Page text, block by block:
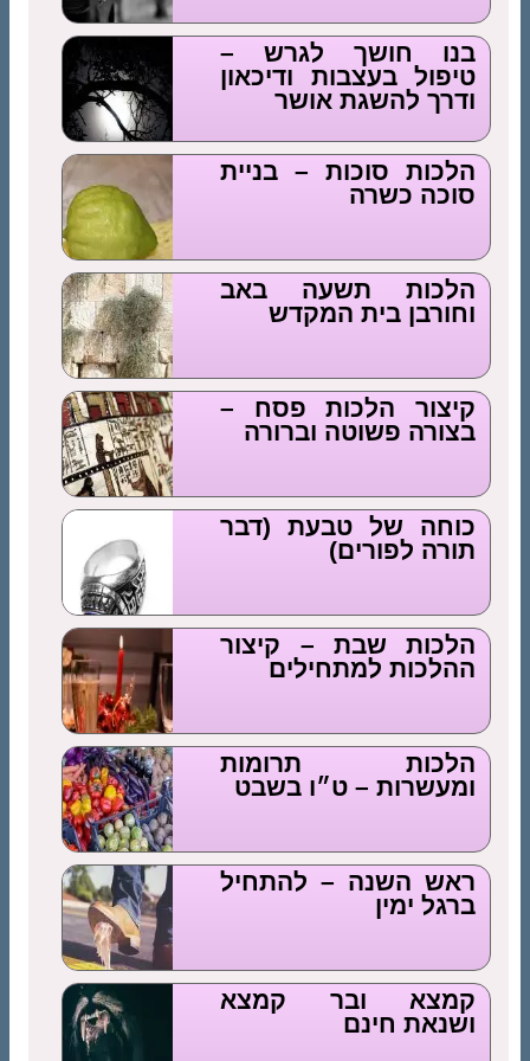
בנו חושך לגרש –
טיפול בעצבות ודיכאון
ודרך להשגת אושר
הלכות סוכות – בניית
סוכה כשרה
הלכות תשעה באב
וחורבן בית המקדש
קיצור הלכות פסח –
בצורה פשוטה וברורה
כוחה של טבעת (דבר
תורה לפורים)
הלכות שבת – קיצור
ההלכות למתחילים
הלכות תרומות
ומעשרות – ט״ו בשבט
ראש השנה – להתחיל
ברגל ימין
קמצא ובר קמצא
ושנאת חינם